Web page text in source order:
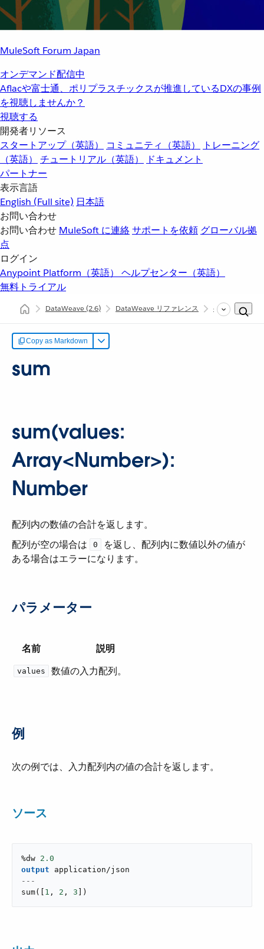
MuleSoft Forum Japan
オンデマンド配信中
Aflacや富士通、ポリプラスチックスが推進しているDXの事例
を視聴しませんか？
視聴する
開発者リソース
スタートアップ（英語）
コミュニティ（英語）
トレーニング
（英語）
チュートリアル（英語）
ドキュメント
パートナー
表示言語
English (Full site) 日本語
お問い合わせ
お問い合わせ MuleSoft に連絡サポートを依頼 グローバル拠
点
ログイン
Anypoint Platform（英語） ヘルプセンター（英語）
無料トライアル
DataWeave(2.6) DataWeave リファレンス dw::Core
Copy as Markdown
sum
sum(values:
Array<Number>):
Number
配列内の数値の合計を返します。
配列が空の場合は ​
0
​ を返し、配列内に数値以外の値が
ある場合はエラーになります。
パラメーター
名前 説明
values 数値の入力配列。
例
次の例では、入力配列内の値の合計を返します。
ソース
%dw 2.0
output
application/json
---
sum( 1 , 2 , 3 )